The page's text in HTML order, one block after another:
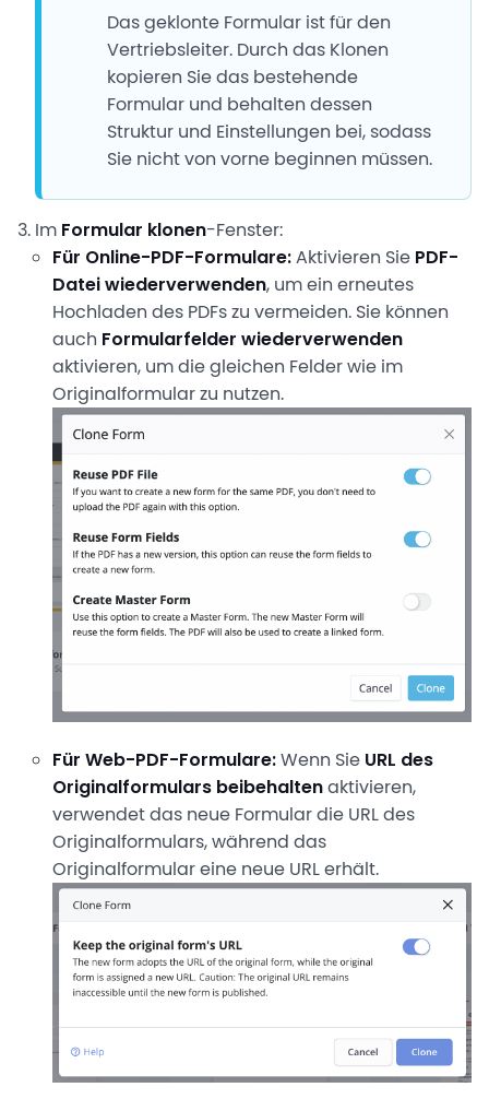
Das geklonte Formular ist für den
Vertriebsleiter. Durch das Klonen
kopieren Sie das bestehende
Formular und behalten dessen
Struktur und Einstellungen bei, sodass
Sie nicht von vorne beginnen müssen.
Im Formular klonen-Fenster:
Für Online-PDF-Formulare:Aktivieren Sie PDF-
Datei wiederverwenden, um ein erneutes
Hochladen des PDFs zu vermeiden. Sie können
auch Formularfelder wiederverwenden
aktivieren, um die gleichen Felder wie im
Originalformular zu nutzen.
Für Web-PDF-Formulare:Wenn Sie URL des
Originalformulars beibehaltenaktivieren,
verwendet das neue Formular die URL des
Originalformulars, während das
Originalformular eine neue URL erhält.